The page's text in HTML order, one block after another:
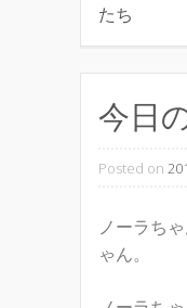
たち
今日
Posted on
ノーラち
ゃん。